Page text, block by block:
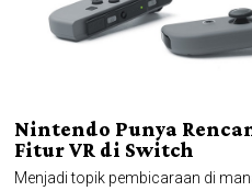
Nintendo Punya
Fitur VR di Switch
Menjadi topik pembicaraan di